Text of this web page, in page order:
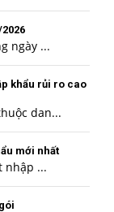
ngày ...
khẩu rủi ro cao
dan...
mới nhất
nhập ...